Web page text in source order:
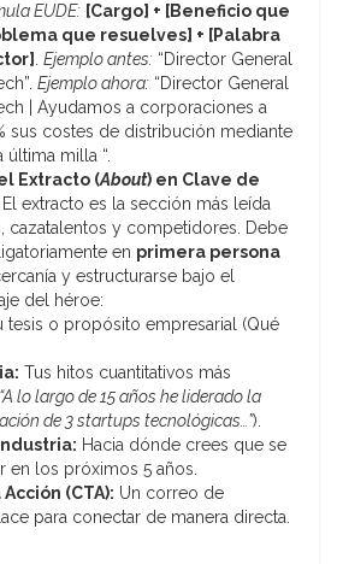
EUDE: [Cargo] + [Beneficio que
que resuelves] + [Palabra
. Ejemplo antes: “Director General
Ejemplo ahora: “Director General
| Ayudamos a corporaciones a
sus costes de distribución mediante
última milla “.
Extracto (About) en Clave de
El extracto es la sección más leída
cazatalentos y competidores. Debe
en primera persona
y estructurarse bajo el
del héroe:
tesis o propósito empresarial (Qué
Tus hitos cuantitativos más
“A lo largo de 15 años he liderado la
de 3 startups tecnológicas…”).
Hacia dónde crees que se
en los próximos 5 años.
(CTA): Un correo de
para conectar de manera directa.